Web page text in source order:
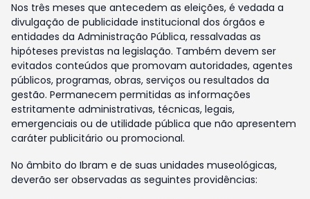
Nos três meses que antecedem as eleições, é vedada a
divulgação de publicidade institucional dos órgãos e
entidades da Administração Pública, ressalvadas as
hipóteses previstas na legislação. Também devem ser
evitados conteúdos que promovam autoridades, agentes
públicos, programas, obras, serviços ou resultados da
gestão. Permanecem permitidas as informações
estritamente administrativas, técnicas, legais,
emergenciais ou de utilidade pública que não apresentem
caráter publicitário ou promocional.
No âmbito do Ibram e de suas unidades museológicas,
deverão ser observadas as seguintes providências: